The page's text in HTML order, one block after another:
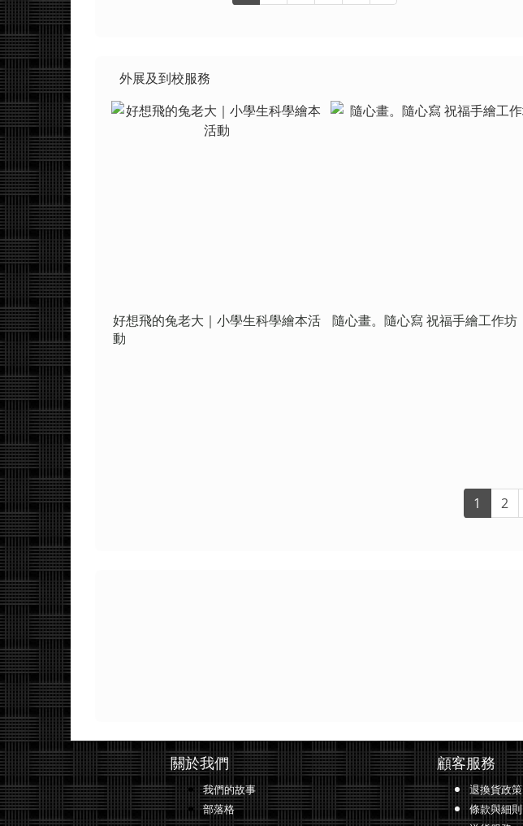
外展及到校服務
好想飛的兔老大｜小學生科學繪本活
動
隨心畫。隨心寫 祝福手繪工作坊
1 2
關於我們
我們的故事
部落格
顧客服務
退換貨政策
條款與細則